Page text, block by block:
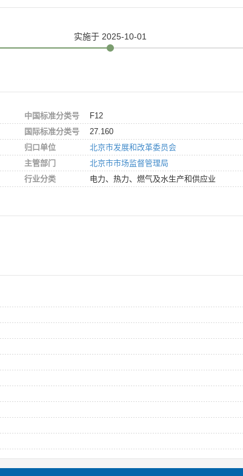
实施于 2025-10-01
中国标准分类号
F12
国际标准分类号
27.160
归口单位
北京市发展和改革委员会
主管部门
北京市市场监督管理局
行业分类
电力、热力、燃气及水生产和供应业